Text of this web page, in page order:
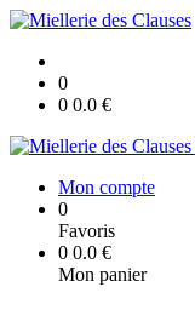
0
0 0.0 €
Mon compte
0
Favoris
0 0.0 €
Mon panier